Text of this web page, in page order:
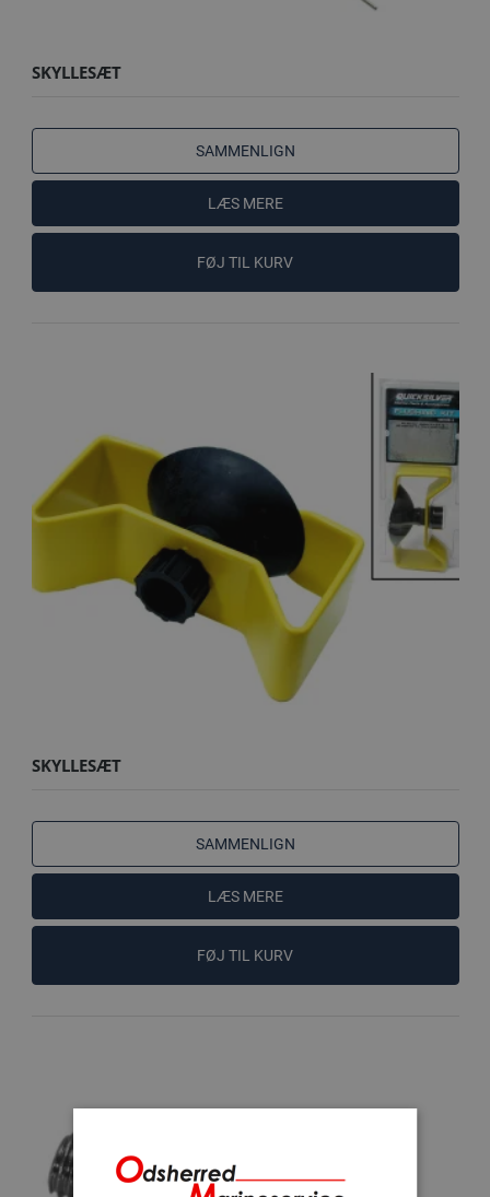
SKYLLESÆT
SAMMENLIGN
LÆS MERE
FØJ TIL KURV
SKYLLESÆT
SAMMENLIGN
LÆS MERE
FØJ TIL KURV